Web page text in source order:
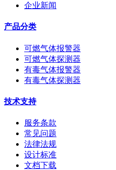
企业新闻
产品分类
可燃气体报警器
可燃气体探测器
有毒气体报警器
有毒气体探测器
技术支持
服务条款
常见问题
法律法规
设计标准
文档下载